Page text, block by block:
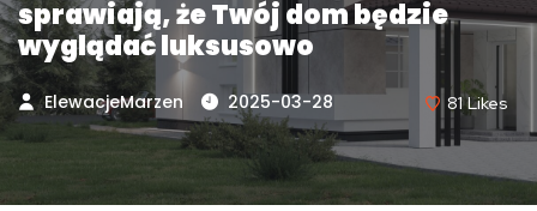
sprawiają, że Twój dom będzie
wyglądać luksusowo
ElewacjeMarzen 2025-03-28 81 Likes